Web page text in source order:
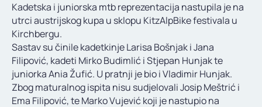
LINKOVI
KONTAKT
Kadetska i juniorska mtb reprezentacija nastupila je na
utrci austrijskog kupa u sklopu KitzAlpBike festivala u
Kirchbergu.
Sastav su činile kadetkinje Larisa Bošnjak i Jana
Filipović, kadeti Mirko Budimlić i Stjepan Hunjak te
juniorka Ania Žufić. U pratnji je bio i Vladimir Hunjak.
Zbog maturalnog ispita nisu sudjelovali Josip Meštrić i
Ema Filipović, te Marko Vujević koji je nastupio na